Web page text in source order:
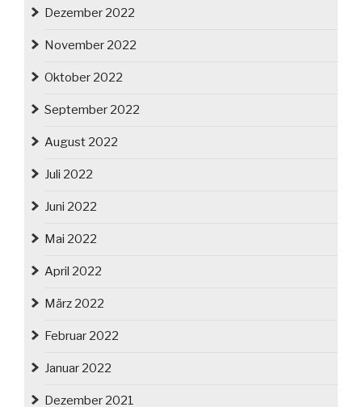
Dezember 2022
November 2022
Oktober 2022
September 2022
August 2022
Juli 2022
Juni 2022
Mai 2022
April 2022
März 2022
Februar 2022
Januar 2022
Dezember 2021